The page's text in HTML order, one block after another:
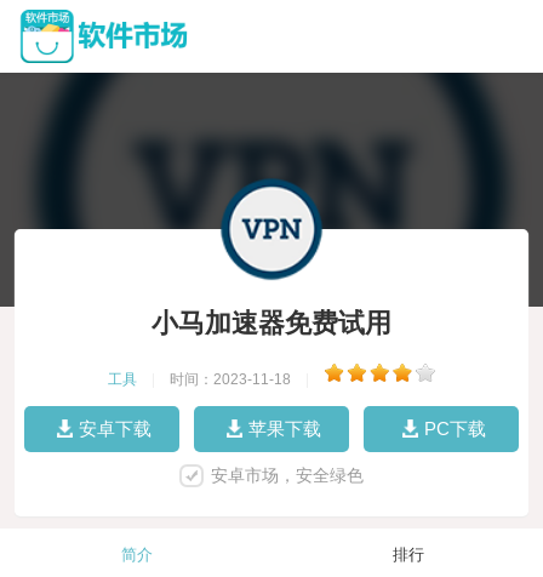
小马加速器免费试用
工具 时间：2023-11-18
安卓下载 苹果下载 PC下载
安卓市场，安全绿色
简介 排行